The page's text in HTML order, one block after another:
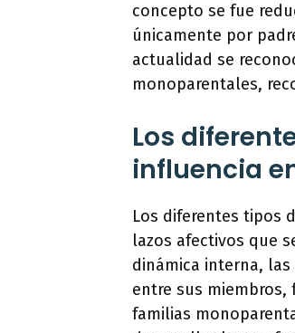
concepto se fue
únicamente por
actualidad se
monoparentales,
Los
influencia
Los diferentes tipos
lazos afectivos que
dinámica interna,
entre sus
familias